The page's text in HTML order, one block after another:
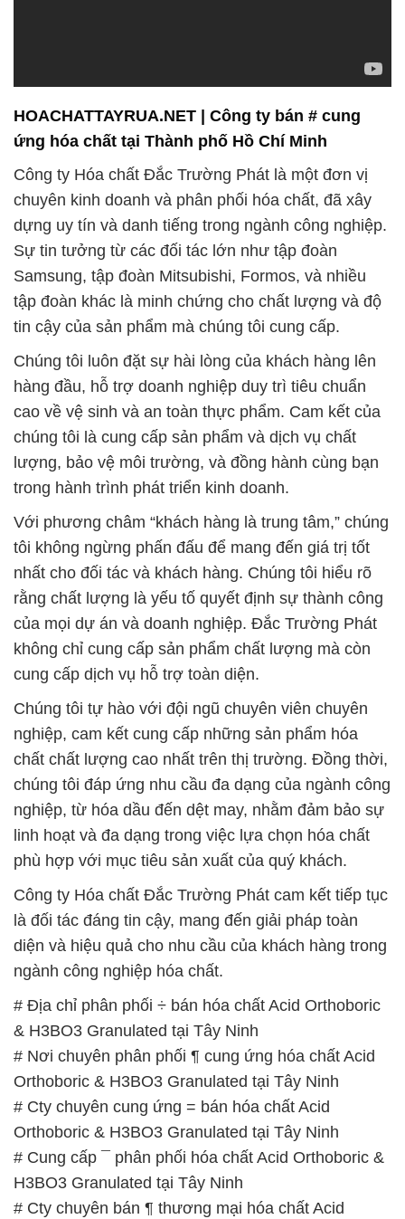
HOACHATTAYRUA.NET | Công ty bán # cung
ứng hóa chất tại Thành phố Hồ Chí Minh
Công ty Hóa chất Đắc Trường Phát là một đơn vị
chuyên kinh doanh và phân phối hóa chất, đã xây
dựng uy tín và danh tiếng trong ngành công nghiệp.
Sự tin tưởng từ các đối tác lớn như tập đoàn
Samsung, tập đoàn Mitsubishi, Formos, và nhiều
tập đoàn khác là minh chứng cho chất lượng và độ
tin cậy của sản phẩm mà chúng tôi cung cấp.
Chúng tôi luôn đặt sự hài lòng của khách hàng lên
hàng đầu, hỗ trợ doanh nghiệp duy trì tiêu chuẩn
cao về vệ sinh và an toàn thực phẩm. Cam kết của
chúng tôi là cung cấp sản phẩm và dịch vụ chất
lượng, bảo vệ môi trường, và đồng hành cùng bạn
trong hành trình phát triển kinh doanh.
Với phương châm “khách hàng là trung tâm,” chúng
tôi không ngừng phấn đấu để mang đến giá trị tốt
nhất cho đối tác và khách hàng. Chúng tôi hiểu rõ
rằng chất lượng là yếu tố quyết định sự thành công
của mọi dự án và doanh nghiệp. Đắc Trường Phát
không chỉ cung cấp sản phẩm chất lượng mà còn
cung cấp dịch vụ hỗ trợ toàn diện.
Chúng tôi tự hào với đội ngũ chuyên viên chuyên
nghiệp, cam kết cung cấp những sản phẩm hóa
chất chất lượng cao nhất trên thị trường. Đồng thời,
chúng tôi đáp ứng nhu cầu đa dạng của ngành công
nghiệp, từ hóa dầu đến dệt may, nhằm đảm bảo sự
linh hoạt và đa dạng trong việc lựa chọn hóa chất
phù hợp với mục tiêu sản xuất của quý khách.
Công ty Hóa chất Đắc Trường Phát cam kết tiếp tục
là đối tác đáng tin cậy, mang đến giải pháp toàn
diện và hiệu quả cho nhu cầu của khách hàng trong
ngành công nghiệp hóa chất.
# Địa chỉ phân phối ÷ bán hóa chất Acid Orthoboric
& H3BO3 Granulated tại Tây Ninh
# Nơi chuyên phân phối ¶ cung ứng hóa chất Acid
Orthoboric & H3BO3 Granulated tại Tây Ninh
# Cty chuyên cung ứng = bán hóa chất Acid
Orthoboric & H3BO3 Granulated tại Tây Ninh
# Cung cấp ¯ phân phối hóa chất Acid Orthoboric &
H3BO3 Granulated tại Tây Ninh
# Cty chuyên bán ¶ thương mại hóa chất Acid